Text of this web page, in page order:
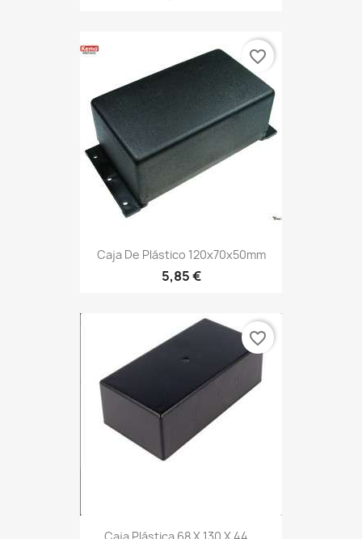
Caja De Plástico 120x70x50mm
5,85 €
favorite_border
favorite_border